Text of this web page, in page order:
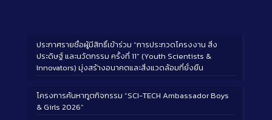
ประกาศรายชื่อผู้มีสิทธิ์เข้าร่วม “การประกวดโครงงาน สิ่ง
ประดิษฐ์ และนวัตกรรม ครั้งที่ 11” (Youth Scientists &
Innovators) มุ่งสร้างอนาคตและสิ่งแวดล้อมที่ยั่งยืน
โครงการค้นหาทูตกิจกรรม “SCI-TECH Ambassador Boys
& Girls 2026”